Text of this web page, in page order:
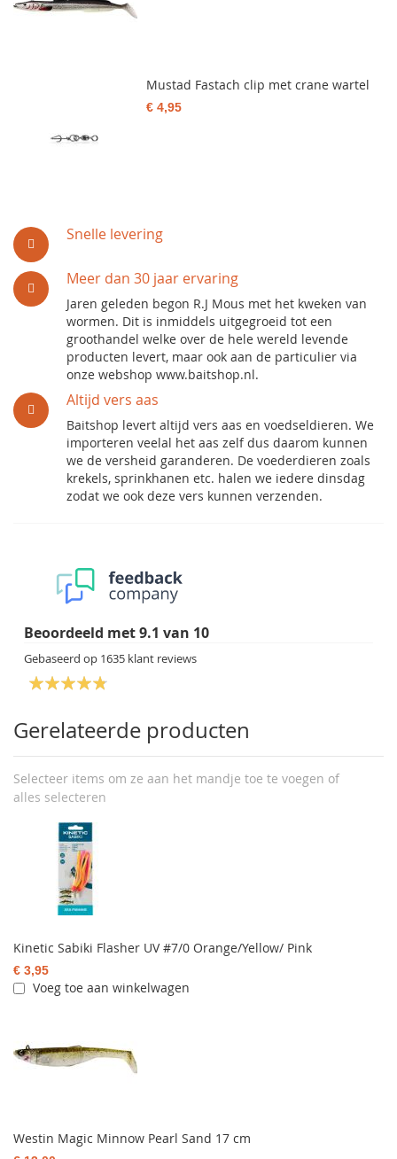
Snelle levering
Meer dan 30 jaar ervaring
Jaren geleden begon R.J Mous met het kweken van
wormen. Dit is inmiddels uitgegroeid tot een
groothandel welke over de hele wereld levende
producten levert, maar ook aan de particulier via
onze webshop www.baitshop.nl.
Altijd vers aas
Baitshop levert altijd vers aas en voedseldieren. We
importeren veelal het aas zelf dus daarom kunnen
we de versheid garanderen. De voederdieren zoals
krekels, sprinkhanen etc. halen we iedere dinsdag
zodat we ook deze vers kunnen verzenden.
Beoordeeld met9.1 van 10
Gebaseerd op 1635 klant reviews
Gerelateerde producten
Selecteer items om ze aan het mandje toe te voegen of
alles selecteren
Kinetic Sabiki Flasher UV #7/0 Orange/Yellow/ Pink
€ 3,95
Voeg toe aan winkelwagen
Westin Magic Minnow Pearl Sand 17 cm
Mustad Fastach clip met crane wartel
€ 4,95